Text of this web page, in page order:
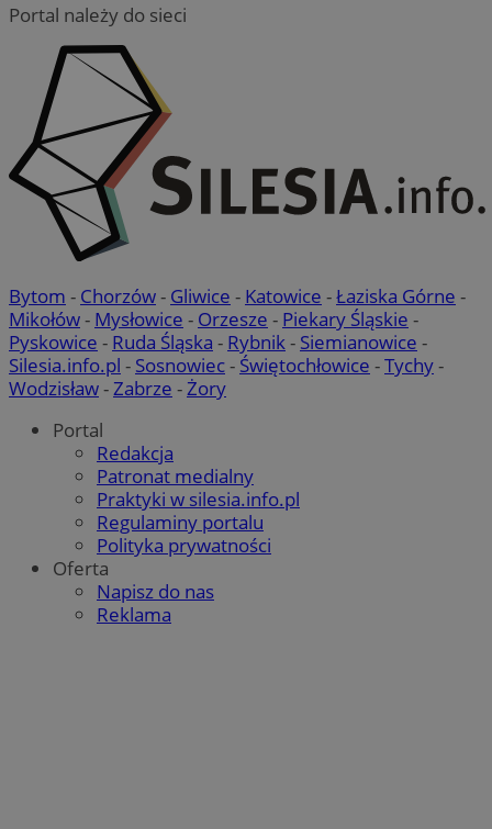
Portal należy do sieci
Bytom - Chorzów- Gliwice - Katowice -Łaziska Górne -
Mikołów- Mysłowice - Orzesze - Piekary Śląskie -
Pyskowice - Ruda Śląska - Rybnik- Siemianowice -
Silesia.info.pl - Sosnowiec- Świętochłowice -Tychy-
Wodzisław-Zabrze -Żory
Portal
Redakcja
Patronat medialny
Praktyki w silesia.info.pl
Regulaminy portalu
Polityka prywatności
Oferta
Napisz do nas
Reklama